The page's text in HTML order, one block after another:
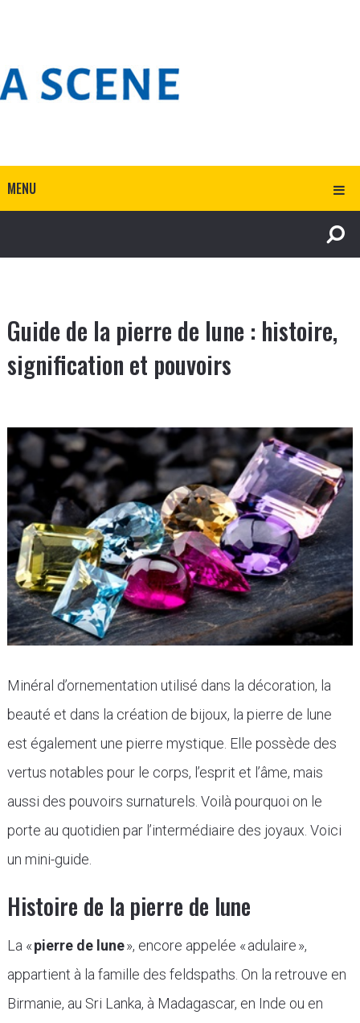
MENU
Guide de la pierre de lune : histoire,
signification et pouvoirs
Minéral d’ornementation utilisé dans la décoration, la
beauté et dans la création de bijoux, la pierre de lune
est également une pierre mystique. Elle possède des
vertus notables pour le corps, l’esprit et l’âme, mais
aussi des pouvoirs surnaturels. Voilà pourquoi on le
porte au quotidien par l’intermédiaire des joyaux. Voici
un mini-guide.
Histoire de la pierre de lune
La «pierre de lune», encore appelée « adulaire »,
appartient à la famille des feldspaths. On la retrouve en
Birmanie, au Sri Lanka, à Madagascar, en Inde ou en